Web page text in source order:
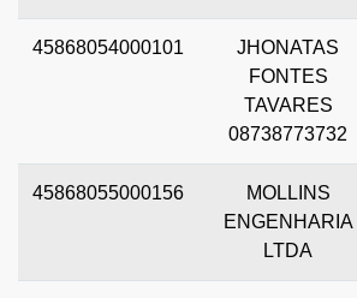
45868054000101
JHONATAS
FONTES
TAVARES
08738773732
45868055000156
MOLLINS
ENGENHARIA
LTDA